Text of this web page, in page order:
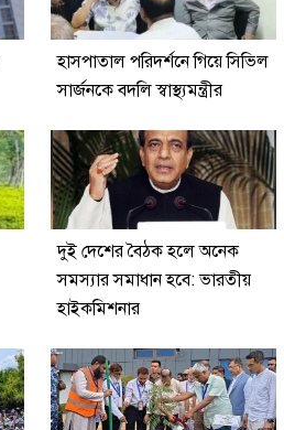
হাসপাতাল পরিদর্শনে গিয়ে সিভিল
সার্জনকে বদলি স্বাস্থ্যমন্ত্রীর
দুই দেশের বৈঠক হলে অনেক
সমস্যার সমাধান হবে: ভারতীয়
হাইকমিশনার